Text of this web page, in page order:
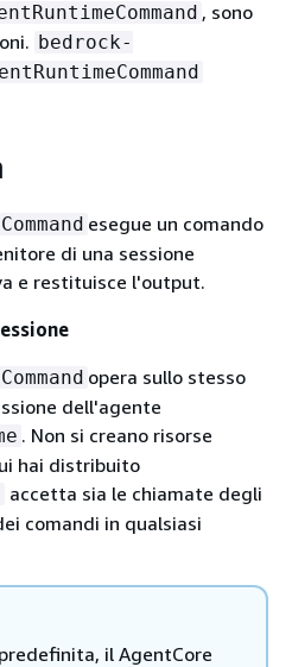
, sono
bedrock-
esegue un comando
di una sessione
e restituisce l'output.
opera sullo stesso
dell'agente
. Non si creano risorse
hai distribuito
accetta sia le chiamate degli
comandi in qualsiasi
il AgentCore